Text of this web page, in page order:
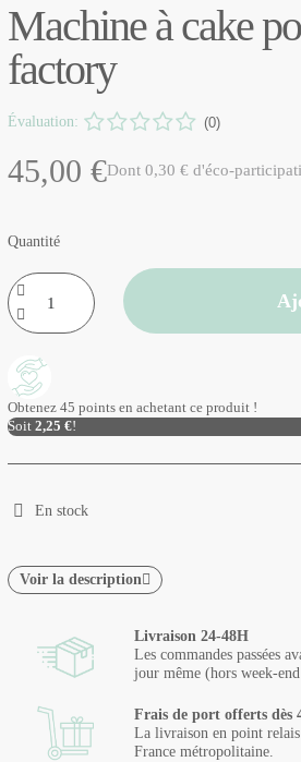
Machine à cake
factory
Évaluation: (0)
45,00 €Dont 0,30 € d'éco-
Quantité
Obtenez 45 points en achetant ce produit !
Soit 2,25 €!
En stock
Voir la description
Livraison 24-48H
Les commandes passées
jour même (hors week-
Frais de port offerts dès
La livraison en point
France métropolitaine.